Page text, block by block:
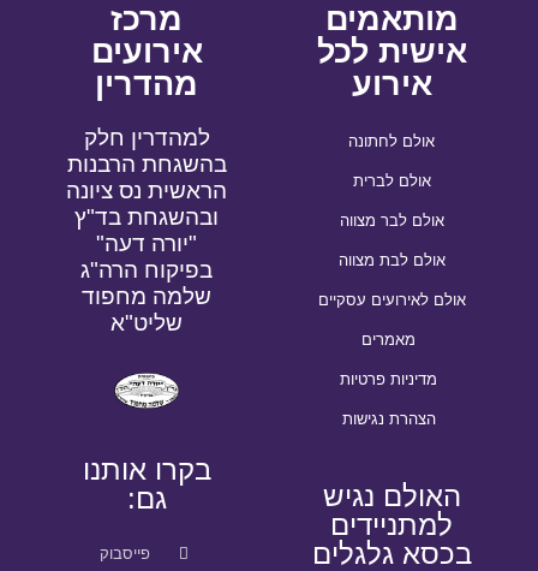
מותאמים
אישית לכל
אירוע
אולם לחתונה
אולם לברית
אולם לבר מצווה
אולם לבת מצווה
אולם לאירועים עסקיים
מאמרים
מדיניות פרטיות
הצהרת נגישות
האולם נגיש
למתניידים
בכסא גלגלים
מרכז
אירועים
מהדרין
למהדרין חלק
בהשגחת הרבנות
הראשית נס ציונה
ובהשגחת בד"ץ
"יורה דעה"
בפיקוח הרה"ג
שלמה מחפוד
שליט"א
בקרו אותנו
גם:
פייסבוק